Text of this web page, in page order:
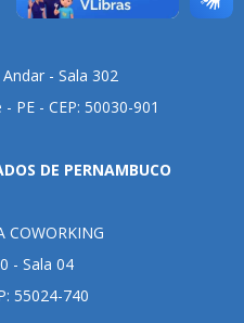
- Sala 302
PE - CEP: 50030-901
DE PERNAMBUCO
COWORKING
- Sala 04
55024-740